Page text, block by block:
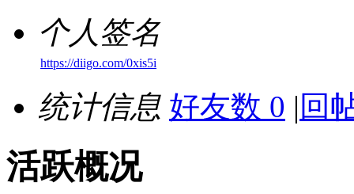
个人签名
https://diigo.com/0xis5i
统计信息 好友数 0 | 回
活跃概况